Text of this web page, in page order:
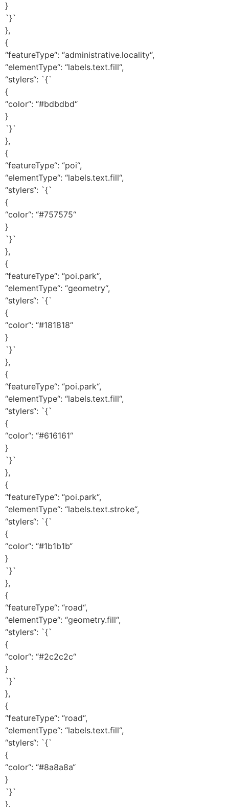
}
`}`
},
{
“featureType“: “administrative.locality“,
“elementType“: “labels.text.fill“,
“stylers“: `{`
{
“color“: “#bdbdbd“
}
`}`
},
{
“featureType“: “poi“,
“elementType“: “labels.text.fill“,
“stylers“: `{`
{
“color“: “#757575“
}
`}`
},
{
“featureType“: “poi.park“,
“elementType“: “geometry“,
“stylers“: `{`
{
“color“: “#181818“
}
`}`
},
{
“featureType“: “poi.park“,
“elementType“: “labels.text.fill“,
“stylers“: `{`
{
“color“: “#616161“
}
`}`
},
{
“featureType“: “poi.park“,
“elementType“: “labels.text.stroke“,
“stylers“: `{`
{
“color“: “#1b1b1b“
}
`}`
},
{
“featureType“: “road“,
“elementType“: “geometry.fill“,
“stylers“: `{`
{
“color“: “#2c2c2c“
}
`}`
},
{
“featureType“: “road“,
“elementType“: “labels.text.fill“,
“stylers“: `{`
{
“color“: “#8a8a8a“
}
`}`
},